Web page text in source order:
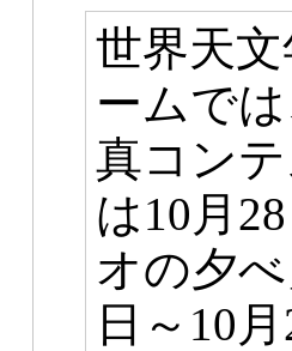
世界天
ームで
真コン
は10月
オの夕
日～10